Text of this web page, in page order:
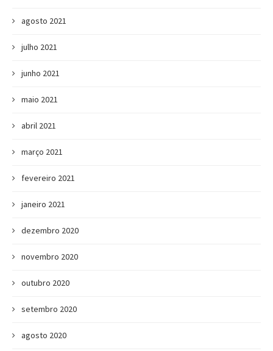
agosto 2021
julho 2021
junho 2021
maio 2021
abril 2021
março 2021
fevereiro 2021
janeiro 2021
dezembro 2020
novembro 2020
outubro 2020
setembro 2020
agosto 2020